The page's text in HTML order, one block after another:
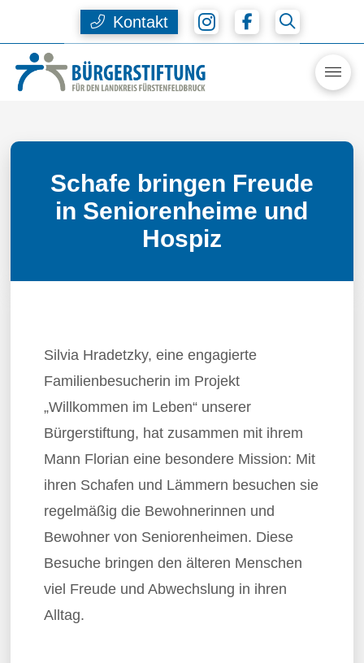
Kontakt
Schafe bringen Freude
in Seniorenheime und
Hospiz
Silvia Hradetzky, eine engagierte
Familienbesucherin im Projekt
„Willkommen im Leben“ unserer
Bürgerstiftung, hat zusammen mit ihrem
Mann Florian eine besondere Mission: Mit
ihren Schafen und Lämmern besuchen sie
regelmäßig die Bewohnerinnen und
Bewohner von Seniorenheimen. Diese
Besuche bringen den älteren Menschen
viel Freude und Abwechslung in ihren
Alltag.